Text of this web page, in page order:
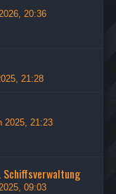
20:36
21:28
2025, 21:23
09:03